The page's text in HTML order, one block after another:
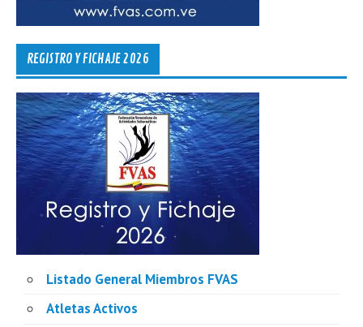
REGISTRO Y FICHAJE 2026
Listado General Miembros FVAS
Atletas Activos